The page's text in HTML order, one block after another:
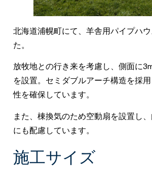
北海道浦幌町にて、羊舎用パイプハ
た。
放牧地との行き来を考慮し、側面に
を設置。セミダブルアーチ構造を採
性を確保しています。
また、棟換気のため空動扇を設置し
にも配慮しています。
施工サイズ